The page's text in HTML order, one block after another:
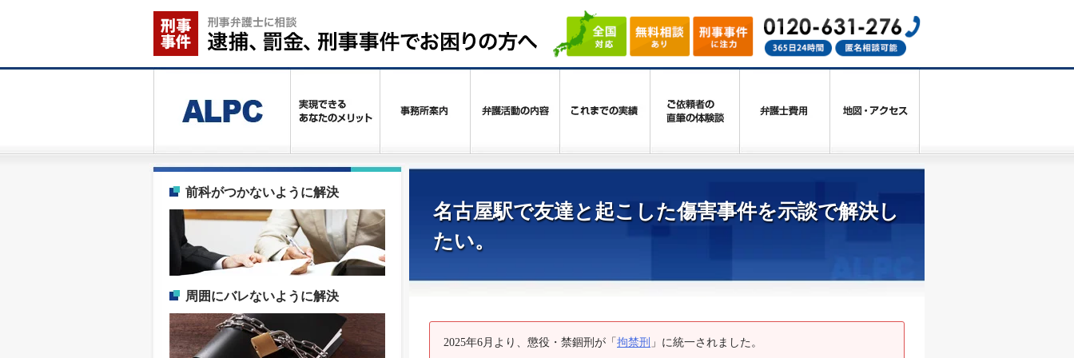
前科がつかないように解決
周囲にバレないように解決
名古屋駅で友達と起こした傷害事件を示談で解決し
たい。
2025年6月より、懲役・禁錮刑が「拘禁刑 」に統一されました。